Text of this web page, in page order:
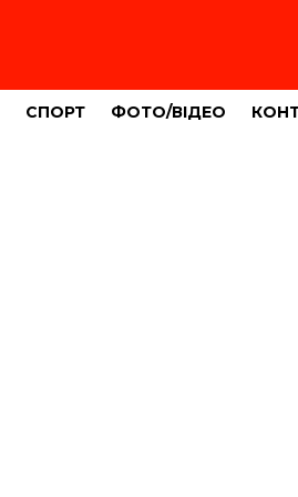
СПОРТ ФОТО/ВІДЕО